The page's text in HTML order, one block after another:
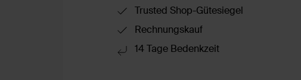
Trusted Shop-Gütesiegel
Rechnungskauf
14 Tage Bedenkzeit